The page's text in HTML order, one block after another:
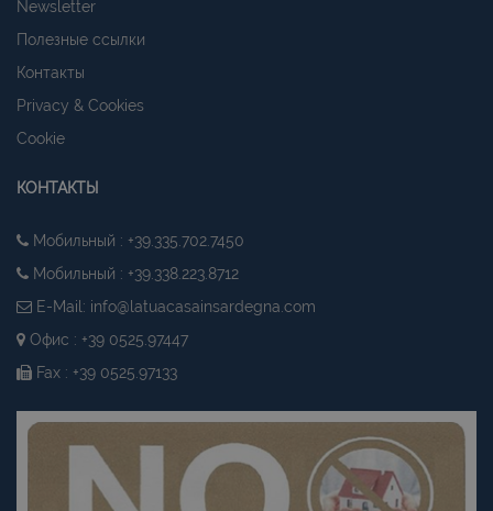
Newsletter
Полезные ссылки
Контакты
Privacy & Cookies
Cookie
КОНТАКТЫ
Мобильный : +39.335.702.7450
Мобильный : +39.338.223.8712
E-Mail: info@latuacasainsardegna.com
Офис : +39 0525.97447
Fax : +39 0525.97133